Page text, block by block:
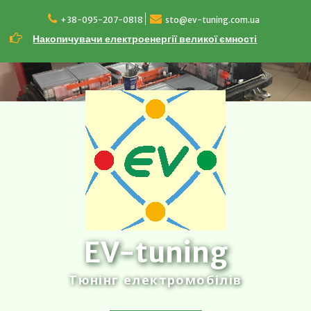
вмісту
+38-095-207-0818 sto@ev-tuning.com.ua
Накопичувачи електроенергії великої ємності
EV-tuning
Тюнінг електромобілів